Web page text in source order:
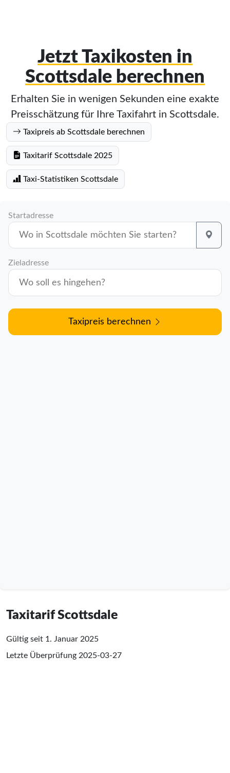
Jetzt Taxikosten in
Scottsdale berechnen
Erhalten Sie in wenigen Sekunden eine exakte
Preisschätzung für Ihre Taxifahrt in Scottsdale.
Taxipreis ab Scottsdale berechnen
Taxitarif Scottsdale 2025
Taxi-Statistiken Scottsdale
Startadresse
Zieladresse
Taxipreis berechnen
Taxitarif Scottsdale
Gültig seit 1. Januar 2025
Letzte Überprüfung 2025-03-27